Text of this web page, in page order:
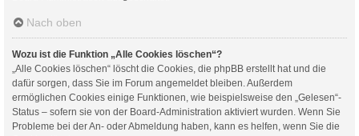
Nach oben
Wozu ist die Funktion „Alle Cookies löschen“?
„Alle Cookies löschen“ löscht die Cookies, die phpBB erstellt hat und die
dafür sorgen, dass Sie im Forum angemeldet bleiben. Außerdem
ermöglichen Cookies einige Funktionen, wie beispielsweise den „Gelesen“-
Status – sofern sie von der Board-Administration aktiviert wurden. Wenn Sie
Probleme bei der An- oder Abmeldung haben, kann es helfen, wenn Sie die